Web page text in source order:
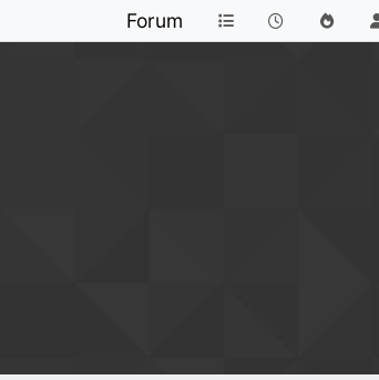
Forum